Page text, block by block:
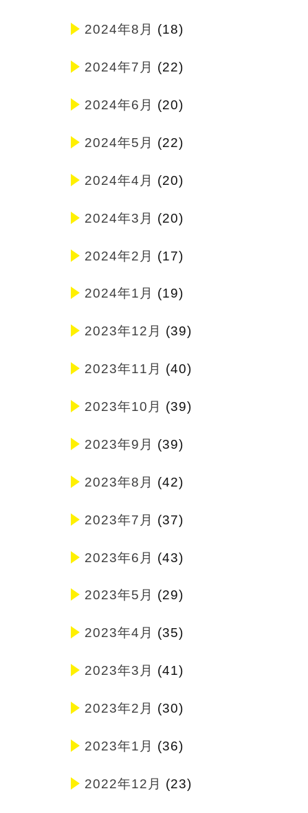
2024年8月 (18)
2024年7月 (22)
2024年6月 (20)
2024年5月 (22)
2024年4月 (20)
2024年3月 (20)
2024年2月 (17)
2024年1月 (19)
2023年12月 (39)
2023年11月 (40)
2023年10月 (39)
2023年9月 (39)
2023年8月 (42)
2023年7月 (37)
2023年6月 (43)
2023年5月 (29)
2023年4月 (35)
2023年3月 (41)
2023年2月 (30)
2023年1月 (36)
2022年12月 (23)